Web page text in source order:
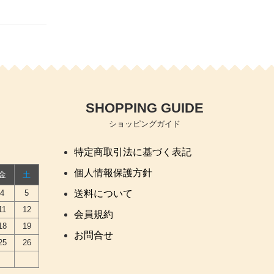
土
4
5
12
19
26
SHOPPING GUIDE
ショッピングガイド
特定商取引法に基づく表記
個人情報保護方針
送料について
会員規約
お問合せ